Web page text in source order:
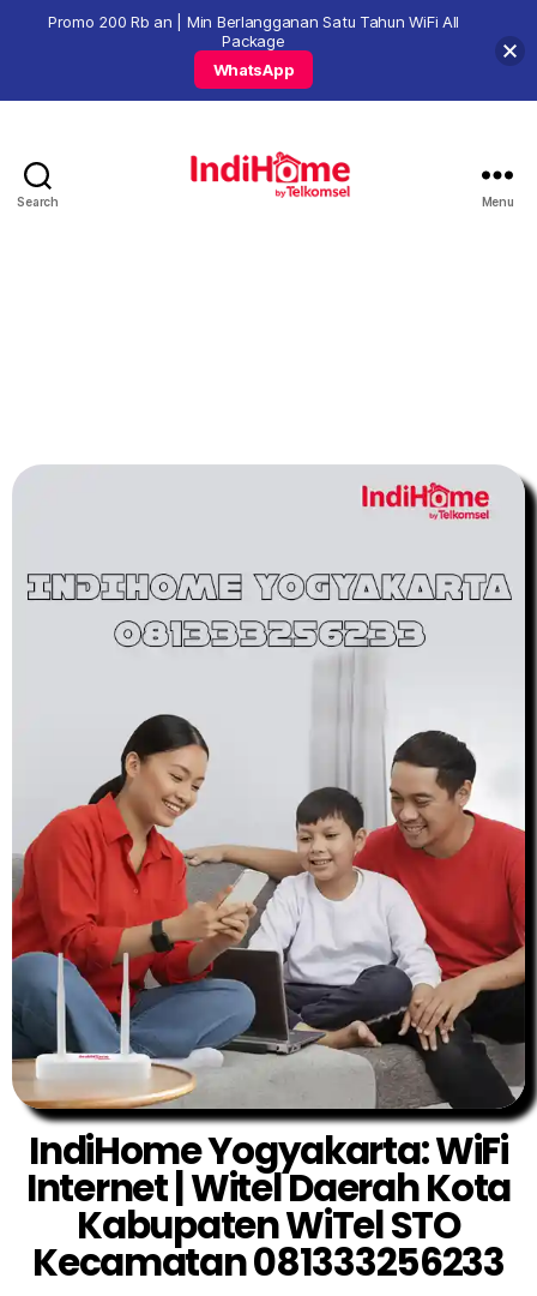
Search Menu
IndiHome Yogyakarta: WiFi
Internet | Witel Daerah Kota
Kabupaten WiTel STO
Kecamatan 081333256233
Promo 200 Rb an | Min Berlangganan Satu Tahun WiFi All
Package
WhatsApp